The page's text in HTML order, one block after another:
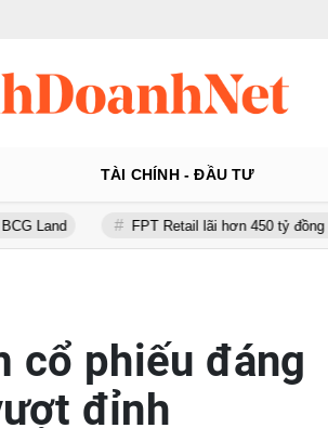
TÀI CHÍNH - ĐẦU TƯ
FPT Retail lãi hơn 450 tỷ đồng quý II,
cổ phiếu đáng
đỉnh